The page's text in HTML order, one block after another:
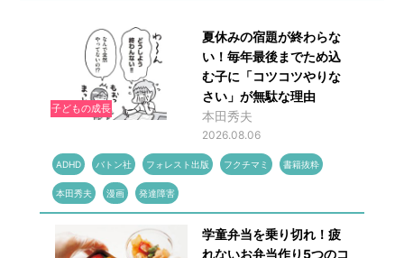
子どもの成長
夏休みの宿題が終わらな
い！毎年最後までため込
む子に「コツコツやりな
さい」が無駄な理由
本田秀夫
2026.08.06
ADHD バトン社 フォレスト出版 フクチマミ 書籍抜粋
本田秀夫 漫画 発達障害
学童弁当を乗り切れ！疲
れないお弁当作り5つのコ